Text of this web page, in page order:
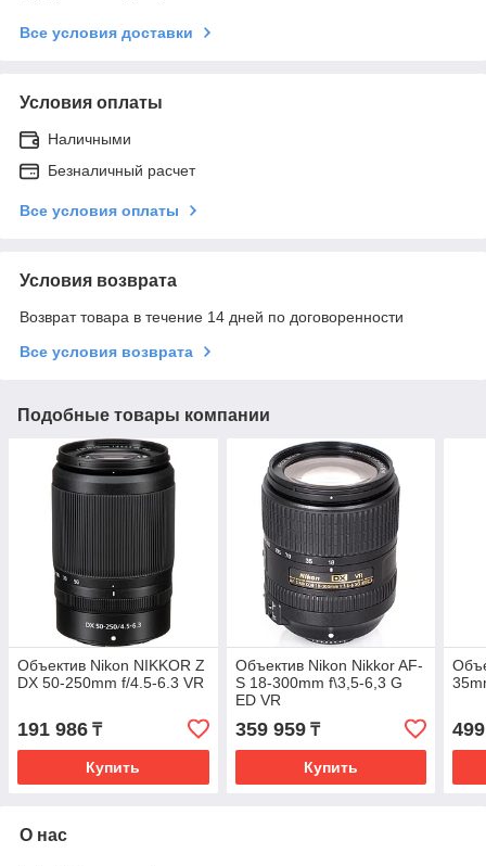
Все условия доставки
Условия оплаты
Наличными
Безналичный расчет
Все условия оплаты
Условия возврата
Возврат товара в течение 14 дней по договоренности
Все условия возврата
Подобные товары компании
Объектив Nikon NIKKOR Z
DX 50-250mm f/4.5-6.3 VR
191 986 ₸
Купить
Объектив Nikon Nikkor AF-
S 18-300mm f\3,5-6,3 G
ED VR
359 959₸
Купить
О нас